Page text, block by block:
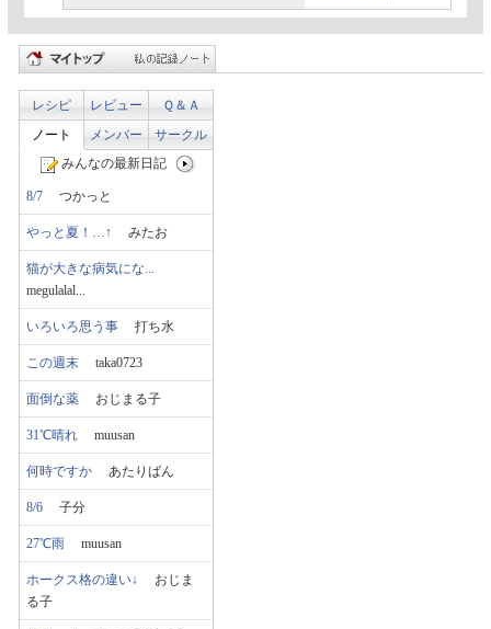
レシピ レビュー
Ｑ＆Ａ
ノート
メンバー
サークル
みんなの最新日記
8/7 つかっと
やっと夏！…↑ みたお
猫が大きな病気にな...
megulalal...
いろいろ思う事 打ち水
この週末 taka0723
面倒な薬 おじまる子
31℃晴れ muusan
何時ですか あたりばん
8/6 子分
27℃雨 muusan
ホークス格の違い↓ おじま
る子